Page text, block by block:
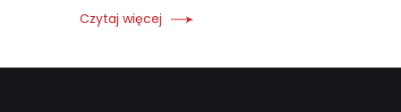
Czytaj więcej